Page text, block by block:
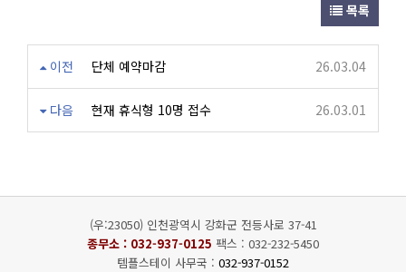
목록
이전 단체 예약마감 26.03.04
다음 현재 휴식형 10명 접수 26.03.01
(우:23050) 인천광역시 강화군 전등사로 37-41
종무소 : 032-937-0125 팩스 : 032-232-5450
템플스테이 사무국 : 032-937-0152